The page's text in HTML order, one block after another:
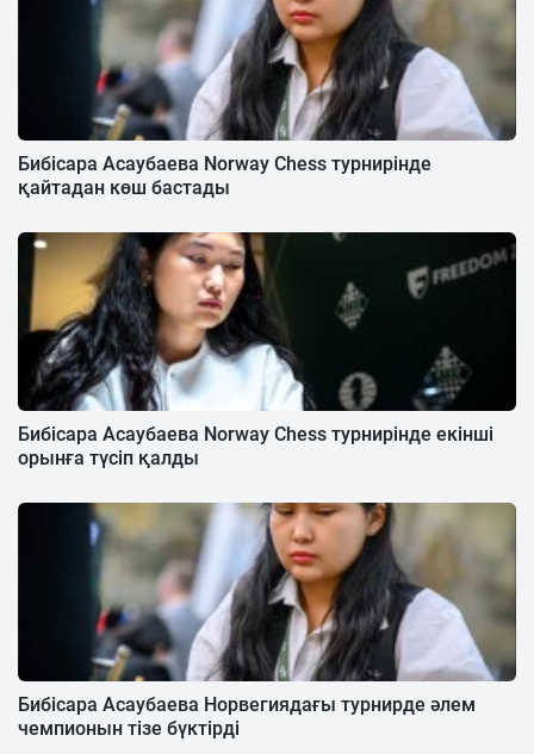
Бибісара Асаубаева Norway Chess турнирінде
қайтадан көш бастады
Бибісара Асаубаева Norway Chess турнирінде екінші
орынға түсіп қалды
Бибісара Асаубаева Норвегиядағы турнирде әлем
чемпионын тізе бүктірді